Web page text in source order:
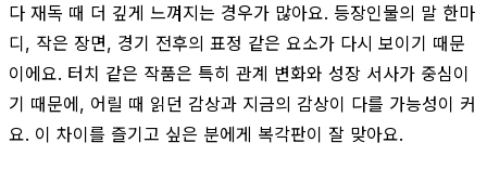
다 재독 때 더 깊게 느껴지는 경우가 많아요. 등장인물의 말 한마
디, 작은 장면, 경기 전후의 표정 같은 요소가 다시 보이기 때문
이에요. 터치 같은 작품은 특히 관계 변화와 성장 서사가 중심이
기 때문에, 어릴 때 읽던 감상과 지금의 감상이 다를 가능성이 커
요. 이 차이를 즐기고 싶은 분에게 복각판이 잘 맞아요.